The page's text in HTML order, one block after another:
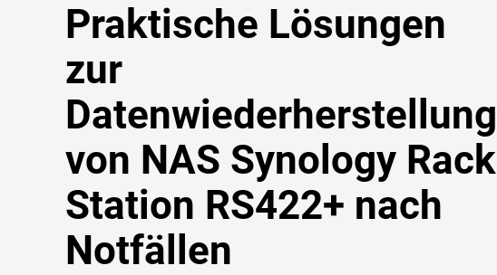
Praktische Lösungen
zur
Datenwiederherstellung
von NAS Synology Rack
Station RS422+ nach
Notfällen